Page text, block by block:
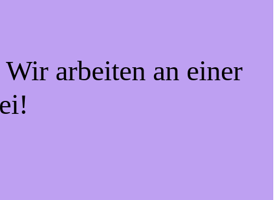
arbeiten an einer